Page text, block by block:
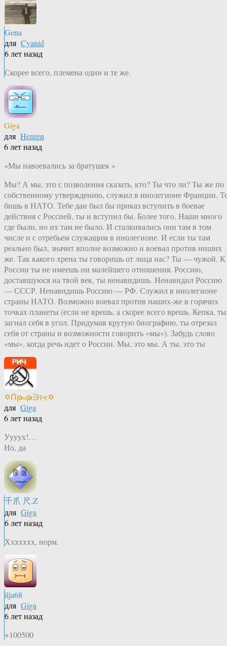
Gena
для Cyanid
6 лет назад
Скорее всего, племена одни и те же.
Giga
для Henren
6 лет назад
«Мы навоевались за братушек »
Мы? А мы, это с позволения сказать, кто? Ты что ли? Ты же по
собственному утверждению, служил в инолегионе Франции.
бишь в НАТО. Тебе дан был бы приказ вступить в боевае
действия с Россией, ты и вступил бы. Более того. Наши много
где были, но их там не было. И сталкивались они там в том
числе и с отребьем служащим в инолегионе. И если ты там
реально был, значит вполне возможно и воевал против ниших
же. Так какого хрена ты говоришь от лица нас? Ты — чужой. К
России ты не имеешь ни малейшего отношения. Россию,
доставшуюся на твой век, ты ненавидишь. Ненавидил Россию
— СССР. Ненавидишь Россию — РФ. Служил в инолегионе
страны НАТО. Возможно воевал против наших-же в горячих
точках планеты (если не врешь, а скорее всего врешь. Кепка, ты
загнал себя в угол. Придумав крутую биографию, ты отрезал
себя от страны и возможности говорить «мы»). Забудь слово
«мы», когда речь идет о России. Мы, это мы. А ты, это ты
✡Ոթℴթ∋চҿ✡
для Giga
6 лет назад
Уууух!…
Но, да
千爪 尺.Z
для Giga
6 лет назад
Ххххххх, норм.
ilja68
для Giga
6 лет назад
+100500